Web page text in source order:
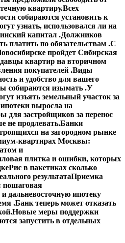
квартиру.Всех
собираются установить к
узнать, использовался ли на
капитал .Должников
платить по обязательствам .С
пройдет Сибирская
квартир на вторичном
покупателей .Виды
и удобство для вашего
собираются изымать .У
изъять земельный участок за
выросла на
застройщиков за перенос
не продлевать.Банки
на загородном рынке
квартирах Москвы:
и
плитка и ошибки, которых
Рис в пакетиках сколько
результатаПриемка
пошаговая
дальневосточную ипотеку
.Банк теперь может отказать
Новые меры поддержки
запустить в отдельных